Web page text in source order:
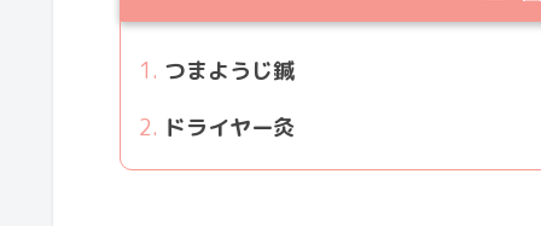
つまようじ鍼
ドライヤー灸